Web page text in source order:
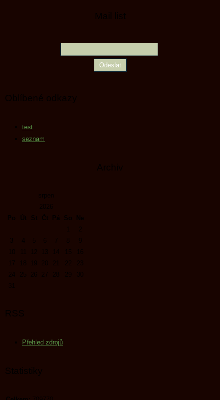
Mail list
Oblíbené odkazy
test
seznam
Archiv
srpen
2026
Po
Út St Čt Pá So
Ne
2
3
5 7 8
12 13 15
17
18 20 21 22
23
24
25 26 27 28 29
30
31
RSS
Přehled zdrojů
Statistiky